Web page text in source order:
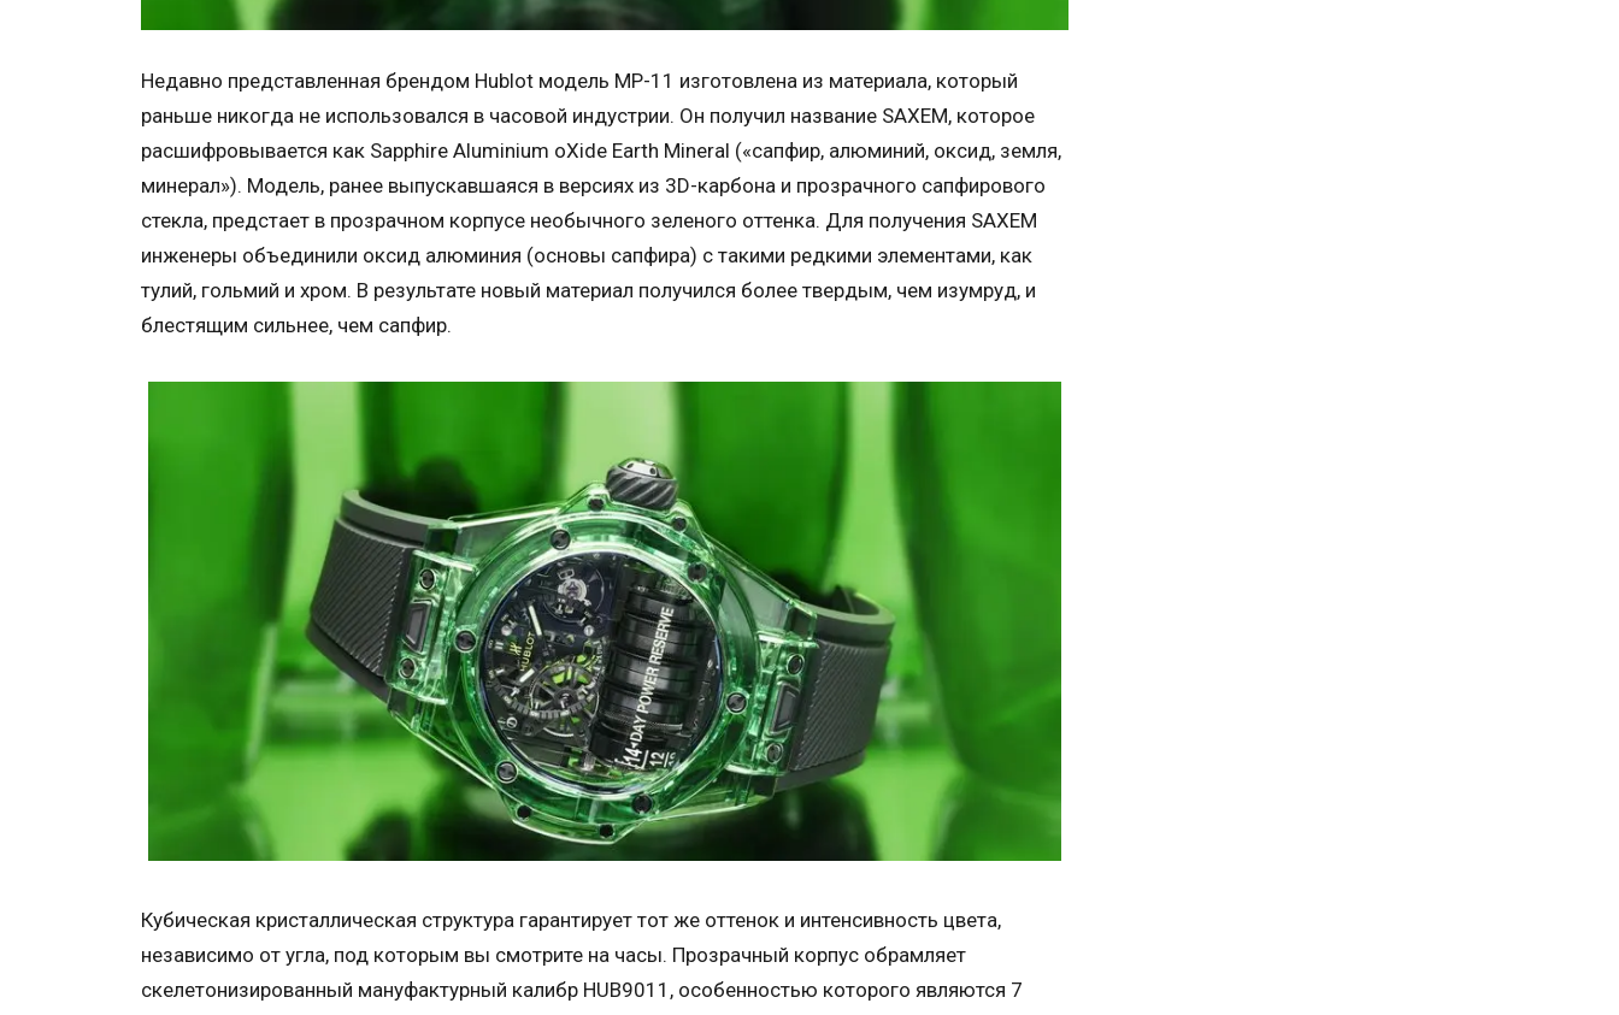
Недавно представленная брендом Hublot модель MP-11 изготовлена из материала, который
раньше никогда не использовался в часовой индустрии. Он получил название SAXEM, которое
расшифровывается как Sapphire Aluminium oXide Earth Mineral («сапфир, алюминий, оксид, земля,
минерал»). Модель, ранее выпускавшаяся в версиях из 3D-карбона и прозрачного сапфирового
стекла, предстает в прозрачном корпусе необычного зеленого оттенка. Для получения SAXEM
инженеры объединили оксид алюминия (основы сапфира) с такими редкими элементами, как
тулий, гольмий и хром. В результате новый материал получился более твердым, чем изумруд, и
блестящим сильнее, чем сапфир.
Кубическая кристаллическая структура гарантирует тот же оттенок и интенсивность цвета,
независимо от угла, под которым вы смотрите на часы. Прозрачный корпус обрамляет
скелетонизированный мануфактурный калибр HUB9011, особенностью которого являются 7